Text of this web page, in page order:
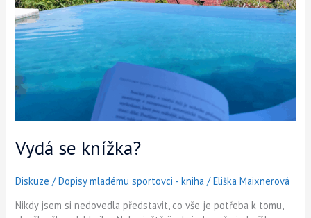
Vydá se knížka?
Diskuze /Dopisy mladému sportovci - kniha /Eliška Maixnerová
Nikdy jsem si nedovedla představit, co vše je potřeba k tomu,